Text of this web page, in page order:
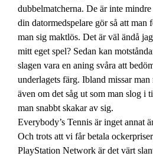
dubbelmatcherna. De är inte
din datormedspelare gör så att man
man sig maktlös. Det är väl ändå
mitt eget spel? Sedan kan
slagen vara en aning svåra att
underlagets färg. Ibland missar
även om det såg ut som man slog i
man snabbt skakar av sig.
Everybody’s Tennis är inget annat
Och trots att vi får betala
PlayStation Network är det värt